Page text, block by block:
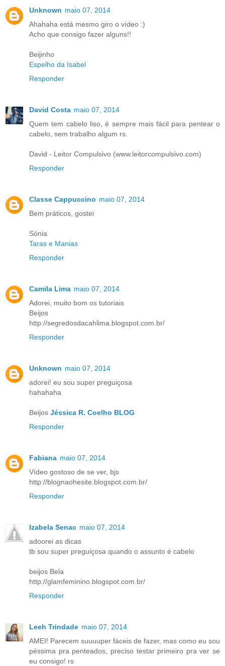
Unknown maio 07, 2014
Ahahaha está mesmo giro o vídeo :)
Acho que consigo fazer alguns!!
Beijinho
Espelho da Isabel
Responder
David Costa maio 07, 2014
Quem tem cabelo liso, é sempre mais fácil para pentear o
cabelo, sem trabalho algum rs.
David - Leitor Compulsivo (www.leitorcompulsivo.com)
Responder
Classe Cappuccino maio 07, 2014
Bem práticos, gostei
Sónia
Taras e Manias
Responder
Camila Lima maio 07, 2014
Adorei, muito bom os tutoriais
Beijos
http://segredosdacahlima.blogspot.com.br/
Responder
Unknown maio 07, 2014
adorei! eu sou super preguiçosa
hahahaha
Beijos Jéssica R. Coelho BLOG
Responder
Fabiana maio 07, 2014
Vídeo gostoso de se ver, bjs
http://blognaohesite.blogspot.com.br/
Responder
Izabela Senac maio 07, 2014
adoorei as dicas
tb sou super preguiçosa quando o assunto é cabelo
beijos Bela
http://glamfeminino.blogspot.com.br/
Responder
Leeh Trindade maio 07, 2014
AMEI! Parecem suuuuper fáceis de fazer, mas como eu sou
péssima pra penteados, preciso testar primeiro pra ver se
eu consigo! rs